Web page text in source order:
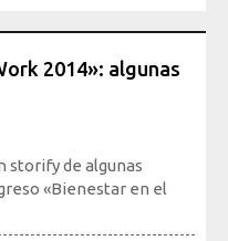
2014»: algunas
storify de algunas
«Bienestar en el